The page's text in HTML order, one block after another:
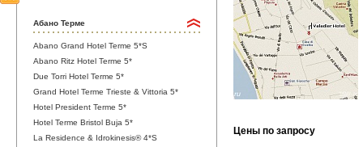
Абано Терме
Abano Grand Hotel Terme 5*S
Abano Ritz Hotel Terme 5*
Due Torri Hotel Terme 5*
Grand Hotel Terme Trieste & Vittoria 5*
Hotel President Terme 5*
Hotel Terme Bristol Buja 5*
La Residence & Idrokinesis® 4*S
Цены по запросу